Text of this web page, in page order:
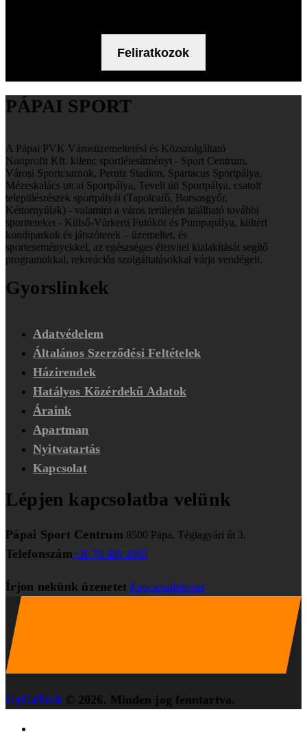
PÁPAI SPORT
A Pápai PVK Városüzemeltetési és Közszolgáltató
Nonprofit Kft. kilenc sportlétesítményt - Sport Centrum,
Városi Sportcsarnok, Perutz Stadion, Spartacus Sportpálya,
Mézeskalács utcai Sportpálya, Teveli úti Sportpálya, csatolt
településrészek sportpályái (Tapolcafő, Borsosgyőr,
Kéttornyúlak) - valamint a város területén található további
sporttereket - Külső-Várkerti Futókör és Pumpapálya, kültéri
kondiparkok és játszóterek – üzemeltet, és
sporteseményekkel, az egészséges életvitel kialakítását segítő
programokkal, rekreációs szolgáltatásokkal várja vendégeit.
Gyorslinkek
Adatvédelem
Általános Szerződési Feltételek
Házirendek
Hatályos Közérdekű Adatok
Áraink
Apartman
Nyitvatartás
Kapcsolat
Lépjen kapcsolatba velünk
Pápai Sport Centrum 8500 Pápa, Téglagyári út 3.
Telefonszám+36 70 489 4565
Írjon nekünk üzenetet Kapcsolatfelvétel
GyGaTech © 2026. Minden jog fenntartva.